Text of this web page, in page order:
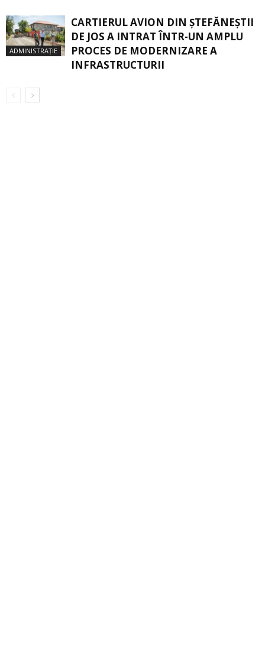
ADMINISTRAȚIE
CARTIERUL AVION DIN ŞTEFĂNEŞTII
DE JOS A INTRAT ÎNTR-UN AMPLU
PROCES DE MODERNIZARE A
INFRASTRUCTURII